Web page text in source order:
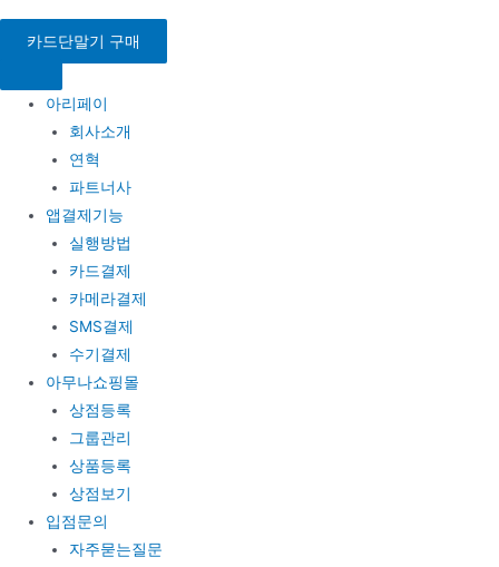
로
카드단말기 구매
아리페이
회사소개
연혁
파트너사
앱결제기능
실행방법
카드결제
카메라결제
SMS결제
수기결제
아무나쇼핑몰
상점등록
그룹관리
상품등록
상점보기
입점문의
자주묻는질문